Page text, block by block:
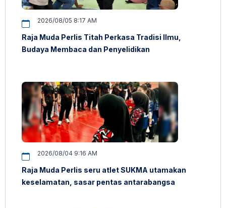
2026/08/05 8:17 AM
Raja Muda Perlis Titah Perkasa Tradisi Ilmu,
Budaya Membaca dan Penyelidikan
2026/08/04 9:16 AM
Raja Muda Perlis seru atlet SUKMA utamakan
keselamatan, sasar pentas antarabangsa